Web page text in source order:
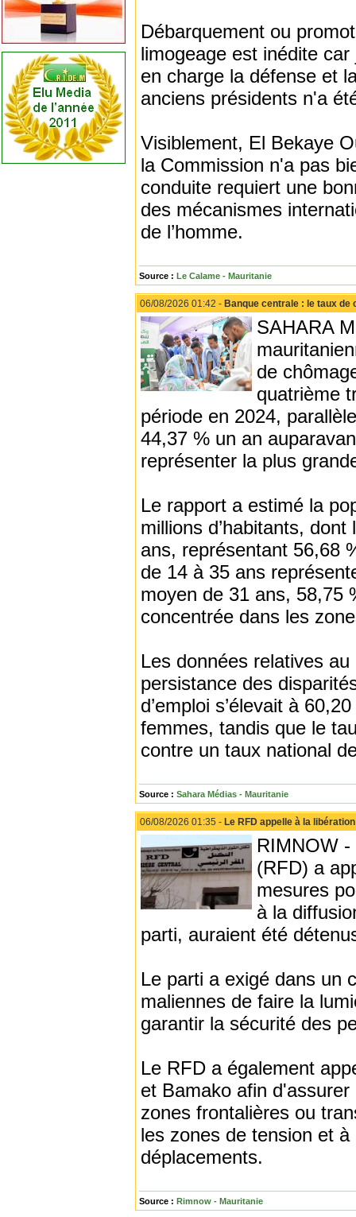
Débarquement ou
limogeage est inédite
en charge la défense et
anciens présidents n'a
Visiblement, El Bekaye
la Commission n'a pas
conduite requiert une
des mécanismes
de l’homme.
Source : Le Calame - Mauritanie
06/08/2026 01:42 - Banque centrale : le taux de
SAHARA
de
quatrième
période en 2024,
44,37 % un an
représenter la plus
Le rapport a estimé la
millions d’habitants,
ans, représentant 56,68
de 14 à 35 ans
moyen de 31 ans, 58,75
concentrée dans les
Les données relatives
persistance des
d’emploi s’élevait à
femmes, tandis que le
contre un taux national
Source : Sahara Médias - Mauritanie
06/08/2026 01:35 - Le RFD appelle à la
RIMNOW
(RFD) a
mesures
à la
parti, auraient été
Le parti a exigé dans un
maliennes de faire la
garantir la sécurité des
Le RFD a également
et Bamako afin
zones frontalières ou
les zones de tension et
déplacements.
Source : Rimnow - Mauritanie